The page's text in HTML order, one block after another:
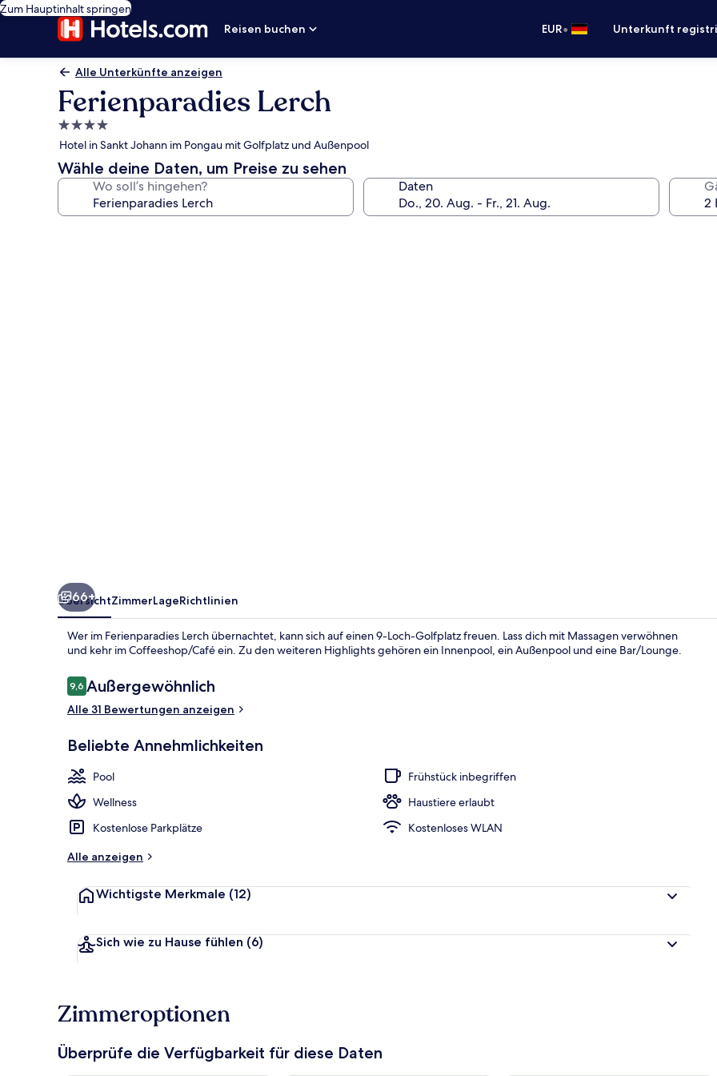
Zum Hauptinhalt springen
Reisen buchen
EUR• Unterkunft
Alle Unterkünfte anzeigen
Ferienparadies Lerch
4.0-
Sterne-
Unterkunft
Hotel in Sankt Johann im Pongau mit Golfplatz und Außenpool
Wähle deine Daten, um Preise zu sehen
Wo soll’s hingehen? Daten
Zimmersafe, Schreibtisch, kostenloses WLAN, individuell dekoriert
Innenpool,
66+
ÜbersichtZimmerLageRichtlinien
Wer im Ferienparadies Lerch übernachtet, kann sich auf einen 9-Loch-Golfplatz freuen. Lass dich mit Massagen verwöhnen
und kehr im Coffeeshop/Café ein. Zu den weiteren Highlights gehören ein Innenpool, ein Außenpool und eine Bar/Lounge.
Bewertungen
9,69,6 von 10.
Außergewöhnlich
Alle 31 Bewertungen anzeigen
Beliebte Annehmlichkeiten
Pool
Frühstück inbegriffen
Wellness
Haustiere erlaubt
Kostenlose Parkplätze
Kostenloses WLAN
Alle anzeigen
Wichtigste Merkmale (12)
Sich wie zu Hause fühlen (6)
Zimmeroptionen
Überprüfe die Verfügbarkeit für diese Daten